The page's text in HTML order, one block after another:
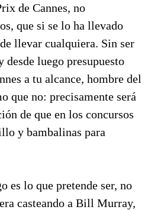
de Cannes, no
que si se lo ha llevado
llevar cualquiera. Sin ser
luego presupuesto
a tu alcance, hombre del
que no: precisamente será
de que en los concursos
y bambalinas para
es lo que pretende ser, no
casteando a Bill Murray,